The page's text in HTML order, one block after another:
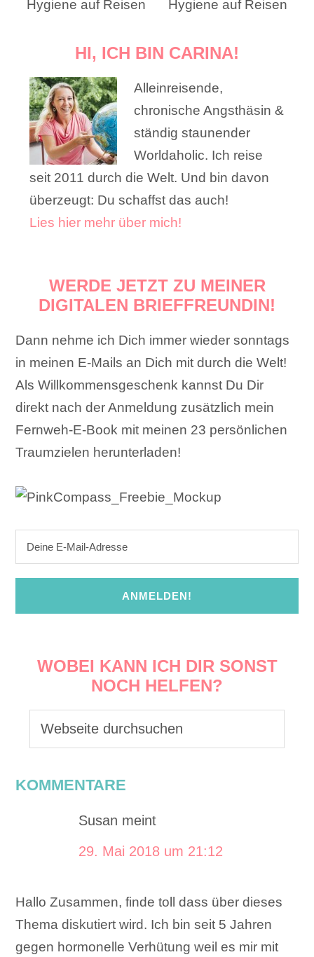
HI, ICH BIN CARINA!
Alleinreisende,
chronische Angsthäsin &
ständig staunender
Worldaholic. Ich reise
seit 2011 durch die Welt. Und bin davon
überzeugt: Du schaffst das auch!
Lies hier mehr über mich!
WERDE JETZT ZU MEINER
DIGITALEN BRIEFFREUNDIN!
Dann nehme ich Dich immer wieder sonntags
in meinen E-Mails an Dich mit durch die Welt!
Als Willkommensgeschenk kannst Du Dir
direkt nach der Anmeldung zusätzlich mein
Fernweh-E-Book mit meinen 23 persönlichen
Traumzielen herunterladen!
ANMELDEN!
WOBEI KANN ICH DIR SONST
NOCH HELFEN?
KOMMENTARE
Susan meint
29. Mai 2018 um 21:12
Hallo Zusammen, finde toll dass über dieses
Thema diskutiert wird. Ich bin seit 5 Jahren
gegen hormonelle Verhütung weil es mir mit